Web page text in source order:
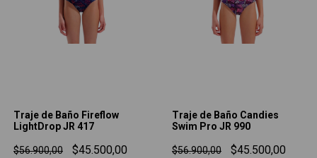
Traje de Baño Fireflow
LightDrop JR 417
$56.900,00 $45.500,00
Traje de Baño Candies
Swim Pro JR 990
$56.900,00 $45.500,00